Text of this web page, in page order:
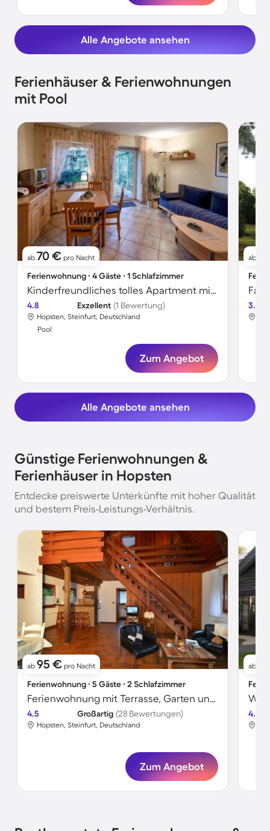
Alle Angebote ansehen
Ferienhäuser & Ferienwohnungen
mit Pool
ab 70 € pro Nacht
Ferienwohnung ∙ 4 Gäste ∙ 1 Schlafzimmer
Kinderfreundliches tolles Apartment mit Garten, Whirlpool und Terrasse | Hunde erlaubt
4.8 Exzellent (1 Bewertung)
Hopsten, Steinfurt, Deutschland
Pool
Zum Angebot
ab
3.8
Alle Angebote ansehen
Günstige Ferienwohnungen &
Ferienhäuser in Hopsten
Entdecke preiswerte Unterkünfte mit hoher Qualität
und bestem Preis-Leistungs-Verhältnis.
ab 95 € pro Nacht
Ferienwohnung ∙ 5 Gäste ∙ 2 Schlafzimmer
Ferienwohnung mit Terrasse, Garten und Grill
4.5 Großartig (28 Bewertungen)
Hopsten, Steinfurt, Deutschland
Zum Angebot
ab
4.5